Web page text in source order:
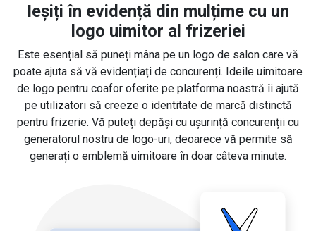
Ieșiți în evidență din mulțime cu un
logo uimitor al frizeriei
Este esențial să puneți mâna pe un logo de salon care vă
poate ajuta să vă evidențiați de concurenți. Ideile uimitoare
de logo pentru coafor oferite pe platforma noastră îi ajută
pe utilizatori să creeze o identitate de marcă distinctă
pentru frizerie. Vă puteți depăși cu ușurință concurenții cu
generatorul nostru de logo-uri, deoarece vă permite să
generați o emblemă uimitoare în doar câteva minute.